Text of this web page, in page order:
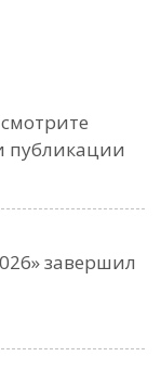
публикации
завершил